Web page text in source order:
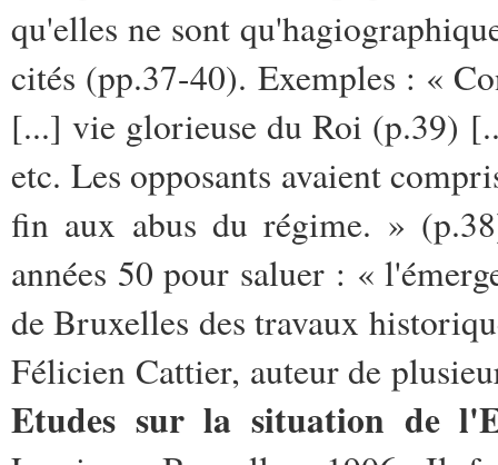
qu'elles ne sont
cités (pp.37-40). Exemples : «
[...] vie glorieuse du Roi (p.39)
etc. Les opposants avaient
fin aux abus du régime. »
années 50 pour saluer : «
de Bruxelles des travaux
Félicien Cattier, auteur de
Etudes sur la situation de